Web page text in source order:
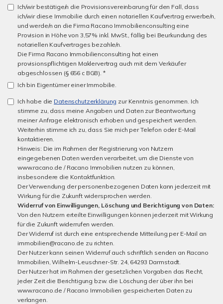
Ich/wir bestätige/n die Provisionsvereinbarung für den Fall, dass
ich/wir diese Immobilie durch einen notariellen Kaufvertrag erwerbe/n,
und werde/n an die Firma Racano Immobilienconsulting eine
Provision in Höhe von 3,57% inkl. MwSt., fällig bei Beurkundung des
notariellen Kaufvertrages bezahle/n.
Die Firma Racano Immobilienconsulting hat einen
provisionspflichtigen Maklervertrag auch mit dem Verkäufer
abgeschlossen (§ 656 c BGB). *
Ich bin Eigentümer einer Immobilie.
Ich habe die Datenschutzerklärung zur Kenntnis genommen. Ich
stimme zu, dass meine Angaben und Daten zur Beantwortung
meiner Anfrage elektronisch erhoben und gespeichert werden.
Weiterhin stimme ich zu, dass Sie mich per Telefon oder E-Mail
kontaktieren.
Hinweis: Die im Rahmen der Registrierung von Nutzern
eingegebenen Daten werden verarbeitet, um die Dienste von
www.racano.de / Racano Immobilien nutzen zu können,
insbesondere die Kontaktfunktion.
Der Verwendung der personenbezogenen Daten kann jederzeit mit
Wirkung für die Zukunft widersprochen werden.
Widerruf von Einwilligungen, Löschung und Berichtigung von Daten:
Von den Nutzern erteilte Einwilligungen können jederzeit mit Wirkung
für die Zukunft widerrufen werden.
Der Widerruf ist durch eine entsprechende Mitteilung per E-Mail an
immobilien@racano.de zu richten.
Der Nutzer kann seinen Widerruf auch schriftlich senden an Racano
Immobilien, Wilhelm-Leuschner-Str. 24, 64293 Darmstadt.
Der Nutzer hat im Rahmen der gesetzlichen Vorgaben das Recht,
jeder Zeit die Berichtigung bzw. die Löschung der über ihn bei
www.racano.de / Racano Immobilien gespeicherten Daten zu
verlangen.